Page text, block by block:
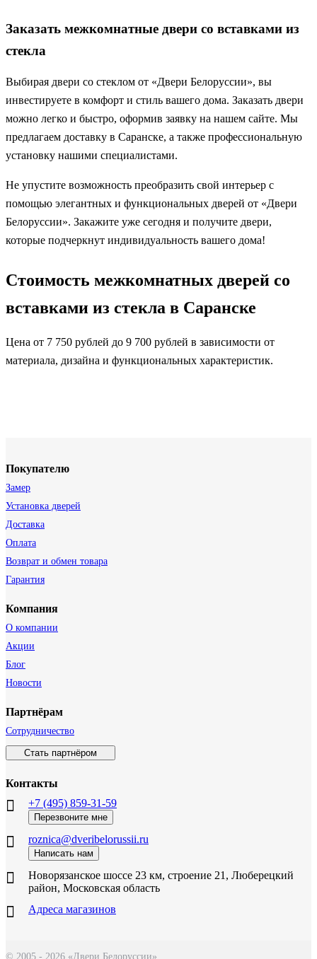
Заказать межкомнатные двери со вставками из
стекла
Выбирая двери со стеклом от «Двери Белоруссии», вы
инвестируете в комфорт и стиль вашего дома. Заказать двери
можно легко и быстро, оформив заявку на нашем сайте. Мы
предлагаем доставку в Саранске, а также профессиональную
установку нашими специалистами.
Не упустите возможность преобразить свой интерьер с
помощью элегантных и функциональных дверей от «Двери
Белоруссии». Закажите уже сегодня и получите двери,
которые подчеркнут индивидуальность вашего дома!
Стоимость межкомнатных дверей со
вставками из стекла в Саранске
Цена от 7 750 рублей до 9 700 рублей в зависимости от
материала, дизайна и функциональных характеристик.
Покупателю
Замер
Установка дверей
Доставка
Оплата
Возврат и обмен товара
Гарантия
Компания
О компании
Акции
Блог
Новости
Партнёрам
Сотрудничество
Стать партнёром
Контакты
+7 (495) 859-31-59
Перезвоните мне
roznica@dveribelorussii.ru
Написать нам
Новорязанское шоссе 23 км, строение 21, Люберецкий
район, Московская область
Адреса магазинов
© 2005 - 2026 «Двери Белоруссии»